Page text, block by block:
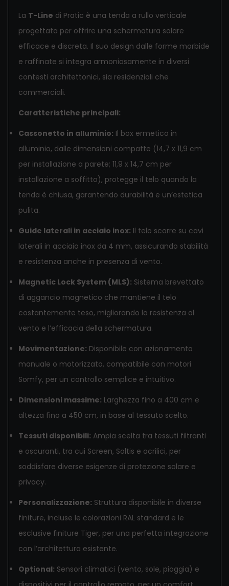
La T-Line di Pratic è una tenda a rullo verticale
progettata per offrire una schermatura solare
efficace e discreta. Il suo design dalle forme morbide
e raffinate si integra armoniosamente in diversi
contesti architettonici, sia residenziali che
commerciali.
Caratteristiche principali:
Cassonetto in alluminio: Il box ermetico in
alluminio, dalle dimensioni compatte (14,7 x 11,9 cm
per installazione a parete; 11,9 x 14,7 cm per
installazione a soffitto), protegge il telo quando la
tenda è chiusa, garantendo durabilità e un’estetica
pulita.
Guide laterali in acciaio inox: Il telo scorre su cavi
laterali in acciaio inox da 4 mm, assicurando stabilità
e resistenza anche in presenza di vento.
Magnetic Lock System (MLS): Sistema brevettato
di aggancio magnetico che mantiene il telo
costantemente teso, migliorando la resistenza al
vento e l’efficacia della schermatura.
Movimentazione: Disponibile con azionamento
manuale o motorizzato, compatibile con motori
Somfy, per un controllo semplice e intuitivo.
Dimensioni massime: Larghezza fino a 400 cm e
altezza fino a 450 cm, in base al tessuto scelto.
Tessuti disponibili: Ampia scelta tra tessuti filtranti
e oscuranti, tra cui Screen, Soltis e acrilici, per
soddisfare diverse esigenze di protezione solare e
privacy.
Personalizzazione: Struttura disponibile in diverse
finiture, incluse le colorazioni RAL standard e le
esclusive finiture Tiger, per una perfetta integrazione
con l’architettura esistente.
Optional: Sensori climatici (vento, sole, pioggia) e